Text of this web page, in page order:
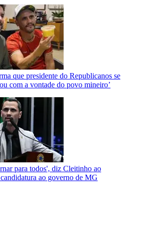
que presidente do Republicanos se
com a vontade do povo mineiro’
para todos', diz Cleitinho ao
ao governo de MG